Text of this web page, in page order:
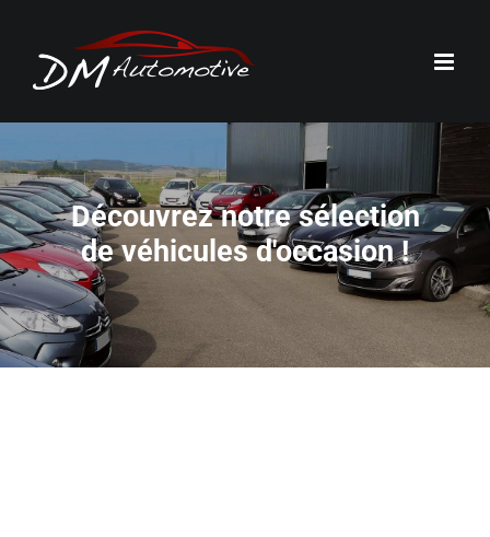
contenu
Découvrez notre sélection
de véhicules d'occasion !